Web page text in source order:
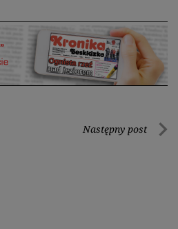
Następny post